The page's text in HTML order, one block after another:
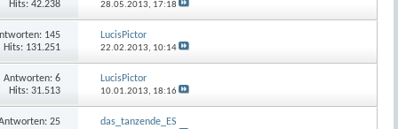
Hits: 42.238
28.05.2013, 17:18
145
Hits: 131.251
LucisPictor
22.02.2013, 10:14
Antworten: 6
Hits: 31.513
LucisPictor
10.01.2013, 18:16
25
das_tanzende_ES